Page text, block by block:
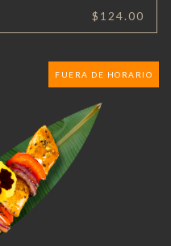
$124.00
FUERA DE HORARIO